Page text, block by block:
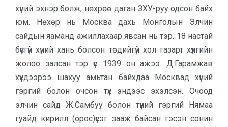
хүний эхнэр болж, нөхрөө даган ЗХУ-руу одсон байх
юм. Нөхөр нь Москва дахь Монголын Элчин
сайдын яаманд ажиллахаар явсан нь тэр. 18 настай
бүсгүй хүний хань болсон төдийгүй хол газарт хүлгийн
жолоо залсан тэр үе 1939 он ажээ. Д.Гарамжав
хүүхдээрээ шахуу амьтан байхдаа Москвад хүний
гэргий болон очсон түүх эндээс эхэлсэн. Очоод
элчин сайд Ж.Самбуу болон түүний гэргий Нямаа
гуайд кирилл (орос)үсэг зааж байсан гэсэн сонин